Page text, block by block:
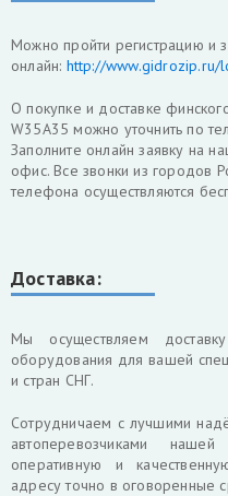
Можно пройти регистрацию и
онлайн: http://www.gidrozip.ru/
О покупке и доставке
W35A35 можно уточнить по
Заполните онлайн заявку на
офис. Все звонки из городов
телефона осуществляются
Доставка:
Мы осуществляем
оборудования для вашей
и стран СНГ.
Cотрудничаем с лучшими
автоперевозчиками
оперативную и
адресу точно в оговоренные